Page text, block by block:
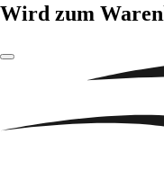
Wird zum